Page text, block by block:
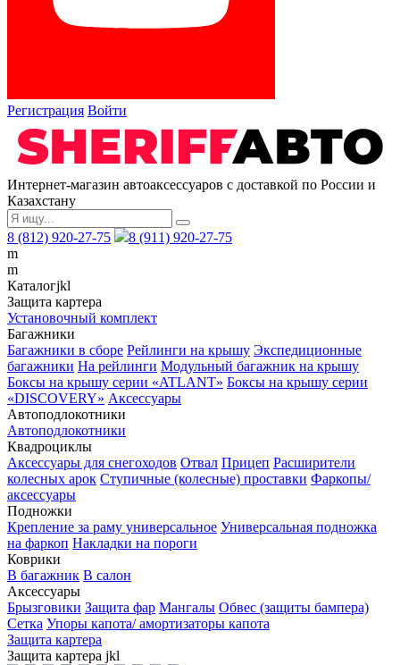
Регистрация Войти
Интернет-магазин автоаксессуаров с доставкой по России и
Казахстану
8 (812) 920-27-75
8 (911) 920-27-75
m
m
Каталогjkl
Защита картера
Установочный комплект
Багажники
Багажники в сборе Рейлинги на крышу Экспедиционные
багажники На рейлинги Модульный багажник на крышу
Боксы на крышу серии «ATLANT» Боксы на крышу серии
«DISCOVERY» Аксессуары
Автоподлокотники
Автоподлокотники
Квадроциклы
Аксессуары для снегоходов Отвал Прицеп Расширители
колесных арок Ступичные (колесные) проставки Фаркопы/
аксессуары
Подножки
Крепление за раму универсальное Универсальная подножка
на фаркоп Накладки на пороги
Коврики
В багажник В салон
Аксессуары
Брызговики Защита фар Мангалы Обвес (защиты бампера)
Сетка Упоры капота/ амортизаторы капота
Защита картера
Защита картера jkl